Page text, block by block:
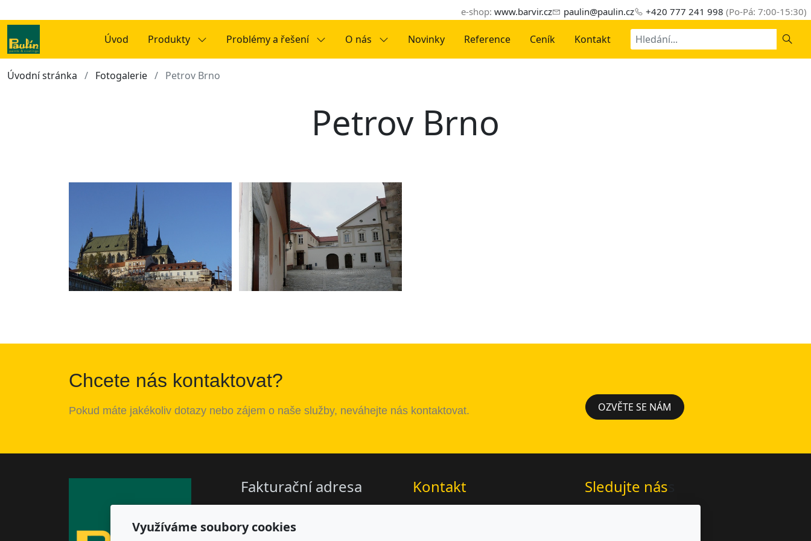
e-shop: www.barvir.cz paulin@paulin.cz +420 777 241 998 (Po-Pá: 7:00-15:30)
Úvod Produkty Problémy a řešení O nás Novinky Reference Ceník Kontakt Hledat
Úvodní stránka Fotogalerie Petrov Brno
Petrov Brno
Chcete nás kontaktovat?
Pokud máte jakékoliv dotazy nebo zájem o naše služby, neváhejte nás kontaktovat. OZVĚTE SE NÁM
Fakturační adresa
Paulín CZ, s.r.o.
Příkop 843/4, Brno-Zábrdovice
Kontakt
paulin@paulin.cz
Sledujte nás
Využíváme soubory cookies